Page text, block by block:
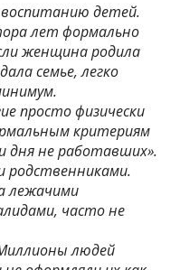
детей.
лет формально
женщина родила
семье, легко
просто физически
критериям
дня не работавших».
родственниками.
лежачими
часто не
людей